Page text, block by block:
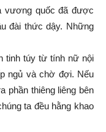
vương quốc đã được
đài thức dậy. Những
tinh túy từ tính nữ nội
ngủ và chờ đợi. Nếu
phần thiêng liêng bên
ta đều hằng khao